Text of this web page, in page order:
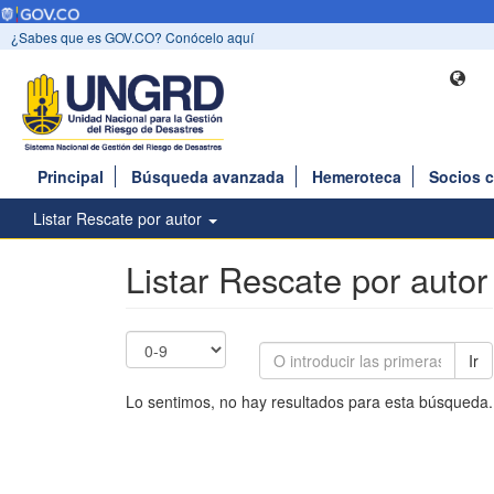
¿Sabes que es GOV.CO? Conócelo aquí
Principal Búsqueda avanzada Hemeroteca
Socios
Listar Rescate por autor
Listar Rescate por autor
Ir
Lo sentimos, no hay resultados para esta búsqueda.